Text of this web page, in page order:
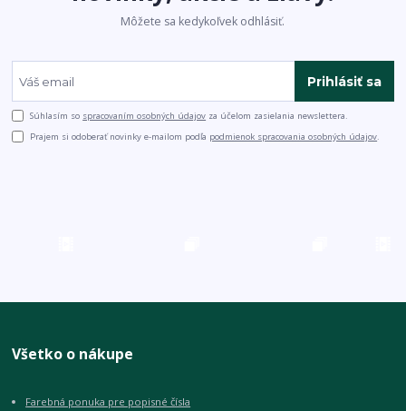
Môžete sa kedykoľvek odhlásiť.
Prihlásiť sa
Súhlasím so spracovaním osobných údajov za účelom zasielania newslettera.
Prajem si odoberať novinky e-mailom podľa podmienok spracovania osobných údajov.
Všetko o nákupe
Farebná ponuka pre popisné čísla